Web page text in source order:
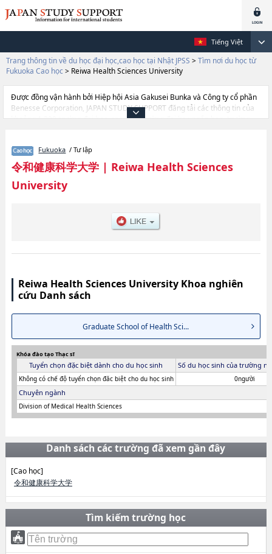
Tiếng Việt
Trang thông tin về du học đại học,cao học tại Nhật JPSS > Tìm nơi du học từ
Fukuoka Cao học > Reiwa Health Sciences University
Được đồng vận hành bởi Hiệp hội Asia Gakusei Bunka và Công ty cổ phần
Benesse Corporation, JAPAN STUDY SUPPORT đăng tải các thông tin của
khoảng 1.300 trường đại học, cao học, trường đại học ngắn hạn, trường
và thông tin cần thiết dành cho du học sinh, như là về các Graduate School
of Health Sciences, thông tin về từng khoa nghiên cứu, thông tin liên quan
đến thi tuyển như số lượng tuyển sinh, số lượng trúng tuyển, cở sở trang
thiết bị, hướng dẫn địa điểm v.v...
Fukuoka / Tư lập
令和健康科学大学| Reiwa Health Sciences
University
Reiwa Health Sciences University Khoa nghiên
cứu Danh sách
Graduate School of Health Sci...
Khóa đào tạo Thạc sĩ
Tuyển chọn đặc biệt dành cho du học sinh Số du học sinh của trường
Không có chế độ tuyển chọn đăc biệt cho du học sinh 0người
Chuyên ngành
Division of Medical Health Sciences
Danh sách các trường đã xem gần đây
[Cao học]
令和健康科学大学
Tìm kiếm trường học